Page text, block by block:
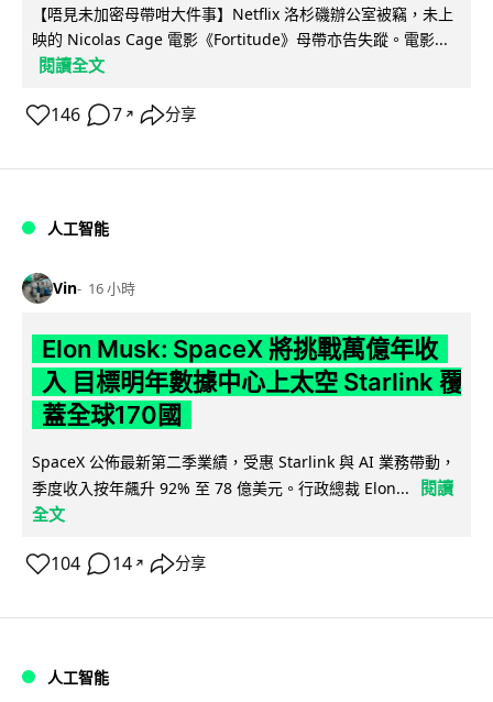
【唔見未加密母帶咁大件事】Netflix 洛杉磯辦公室被竊，未上
映的 Nicolas Cage 電影《Fortitude》母帶亦告失蹤。電影...
閱讀全文
146 7 ↗ 分享
人工智能
Vin 16 小時
Elon Musk: SpaceX 將挑戰萬億年收
入 目標明年數據中心上太空 Starlink 覆
蓋全球170國
SpaceX 公佈最新第二季業績，受惠 Starlink 與 AI 業務帶動，
季度收入按年飆升 92% 至 78 億美元。行政總裁 Elon...
閱讀
全文
104 14 ↗ 分享
人工智能